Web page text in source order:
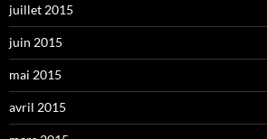
juillet 2015
juin 2015
mai 2015
avril 2015